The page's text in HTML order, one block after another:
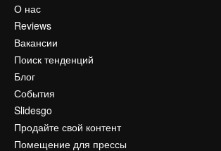
О нас
Reviews
Вакансии
Поиск тенденций
Блог
События
Slidesgo
Продайте свой контент
Помещение для прессы